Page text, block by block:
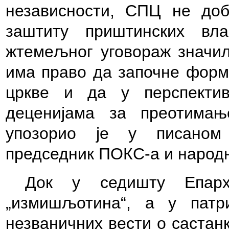
независности, СПЦ не
заштиту приштинских
жтемељног уговораж
има право да започне
цркве и да у
деценијама за
упозорио је у
председник ПОКС-а и
Док у седишту
„измишљотина“, а у
незваничних вести о